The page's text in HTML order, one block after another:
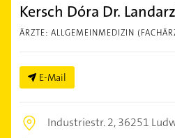
Kersch Dóra Dr.
ÄRZTE: ALLGEMEINMEDIZIN
E-Mail
Industriestr. 2,36251